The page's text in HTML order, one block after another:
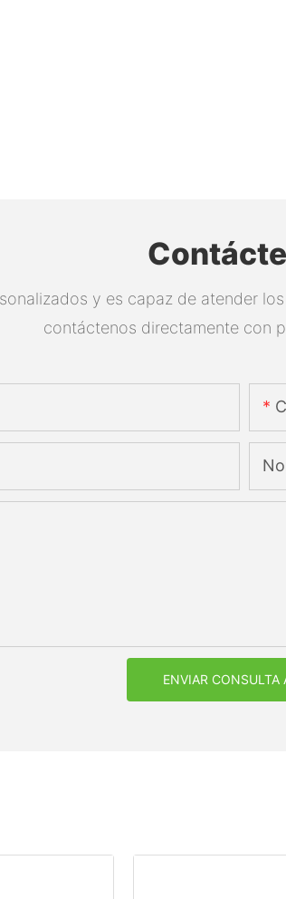
y es capaz de atender
contáctenos directamente con
ENVIAR CONSULTA